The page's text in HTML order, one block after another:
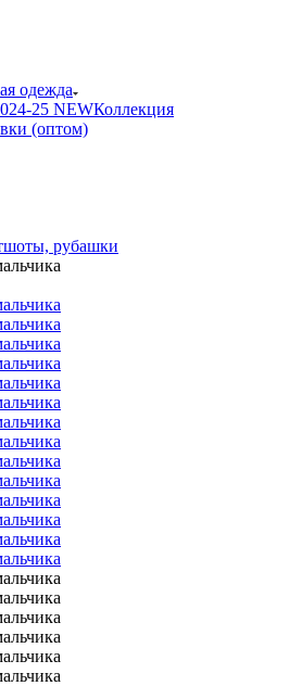
одежда
25 NEWКоллекция
(оптом)
рубашки